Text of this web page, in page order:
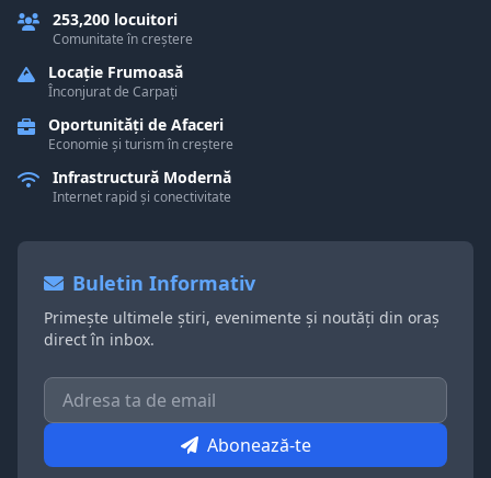
253,200 locuitori
Comunitate în creștere
Locație Frumoasă
Înconjurat de Carpați
Oportunități de Afaceri
Economie și turism în creștere
Infrastructură Modernă
Internet rapid și conectivitate
Buletin Informativ
Primește ultimele știri, evenimente și noutăți din oraș
direct în inbox.
Abonează-te